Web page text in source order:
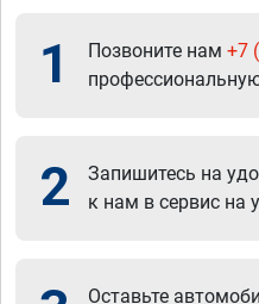
1 Позвоните нам +7
2
Запишитесь на
к нам в сервис на
Оставьте